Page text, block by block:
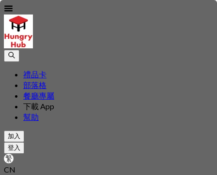
禮品卡
部落格
餐廳專屬
下載 App
幫助
加入
登入
CN